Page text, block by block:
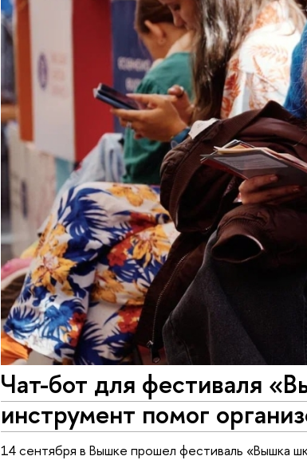
Чат-бот для фестиваля
инструмент помог
14 сентября в Вышке прошел фестиваль «Вышка